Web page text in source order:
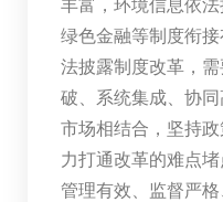
绿色金融等制度衔
法披露制度改革，
破、系统集成、协
市场相结合，坚持
力打通改革的难点堵
管理有效、监督严